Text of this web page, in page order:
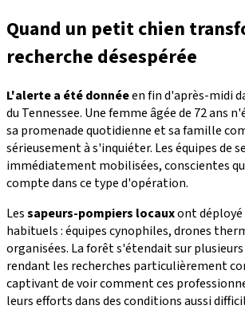
Quand un petit chien
recherche désespérée
L'alerte a été donnéeen fin d'après-midi
du Tennessee. Une femme âgée de 72 ans
sa promenade quotidienne et sa famille
sérieusement à s'inquiéter. Les équipes de
immédiatement mobilisées, conscientes
compte dans ce type d'opération.
Lessapeurs-pompiers locauxont déployé
habituels : équipes cynophiles, drones
organisées. La forêt s'étendait sur
rendant les recherches particulièrement
captivant de voir comment ces
leurs efforts dans des conditions aussi